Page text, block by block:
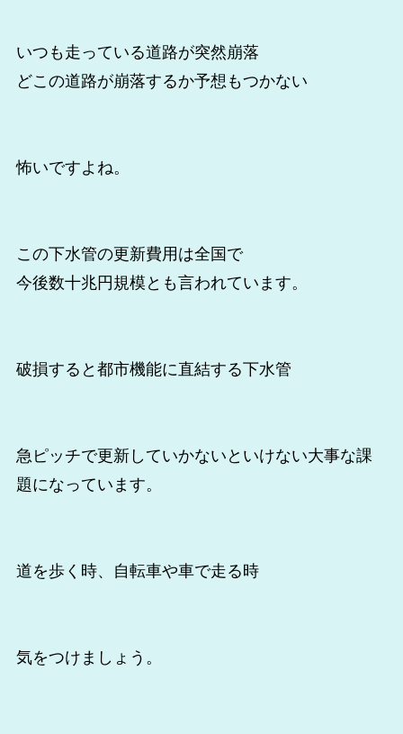
いつも走っている道路が突然崩落
どこの道路が崩落するか予想もつかない
怖いですよね。
この下水管の更新費用は全国で
今後数十兆円規模とも言われています。
破損すると都市機能に直結する下水管
急ピッチで更新していかないといけない大事な課
題になっています。
道を歩く時、自転車や車で走る時
気をつけましょう。